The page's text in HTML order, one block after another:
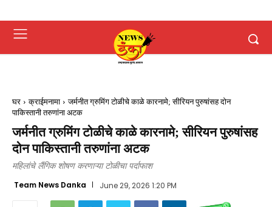
घर क्राईमनामा
जर्मनीत ग्रुमिंग टोळीचे काळे कारनामे; सीरियन पुरुषांसह दोन
पाकिस्तानी तरुणांना अटक
जर्मनीत ग्रुमिंग टोळीचे काळे कारनामे; सीरियन पुरुषांसह
दोन पाकिस्तानी तरुणांना अटक
महिलांचे लैंगिक शोषण करणाऱ्या टोळीचा पर्दाफाश
Team News Danka June 29, 2026 1:20 PM